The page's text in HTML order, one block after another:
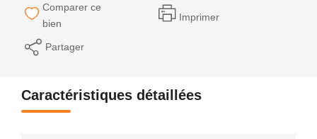
Comparer ce
bien
Imprimer
Partager
Caractéristiques détaillées